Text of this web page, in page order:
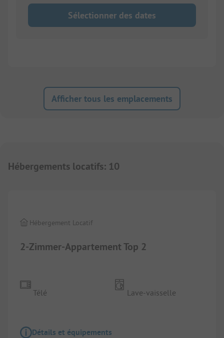
Sélectionner des dates
Afficher tous les emplacements
Hébergements locatifs: 10
2-Zimmer-Appartement Top 2
Hébergement Locatif
Télé Lave-vaisselle
Détails et équipements